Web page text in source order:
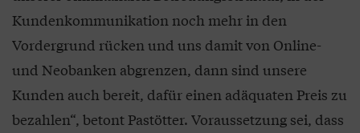
Kundenkommunikation noch mehr in den
Vordergrund rücken und uns damit von Online-
und Neobanken abgrenzen, dann sind unsere
Kunden auch bereit, dafür einen adäquaten Preis zu
bezahlen“, betont Pastötter. Voraussetzung sei, dass